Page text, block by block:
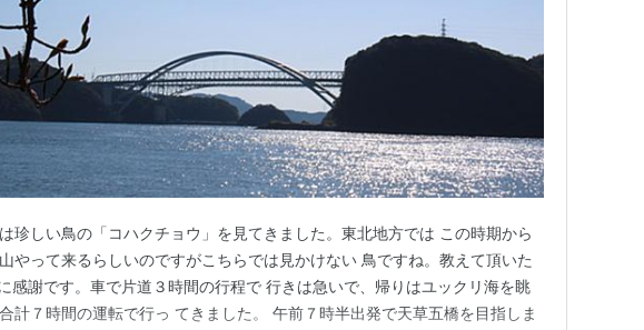
珍しい鳥の「コハクチョウ」を見てきました。東北地方では この時期から
やって来るらしいのですがこちらでは見かけない 鳥ですね。教えて頂いた
謝です。車で片道３時間の行程で 行きは急いで、帰りはユックリ海を眺
計７時間の運転で行っ てきました。 午前７時半出発で天草五橋を目指しま